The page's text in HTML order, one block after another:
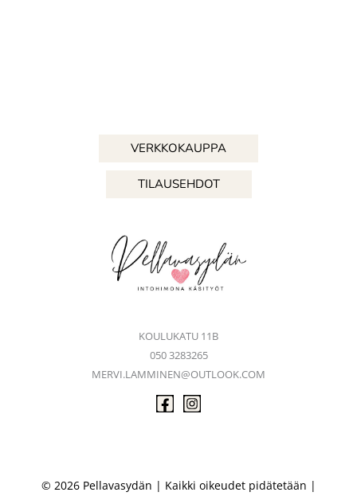
VERKKOKAUPPA
TILAUSEHDOT
KOULUKATU 11B
050 3283265
MERVI.LAMMINEN@OUTLOOK.COM
© 2026 Pellavasydän | Kaikki oikeudet pidätetään |